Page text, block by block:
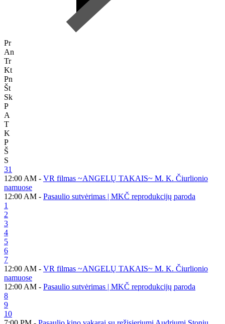
Pr
An
Tr
Kt
Pn
Št
Sk
P
A
T
K
P
Š
S
31
12:00 AM - VR filmas ~ANGELŲ TAKAIS~ M. K. Čiurlionio
namuose
12:00 AM - Pasaulio sutvėrimas | MKČ reprodukcijų paroda
1
2
3
4
5
6
7
12:00 AM - VR filmas ~ANGELŲ TAKAIS~ M. K. Čiurlionio
namuose
12:00 AM - Pasaulio sutvėrimas | MKČ reprodukcijų paroda
8
9
10